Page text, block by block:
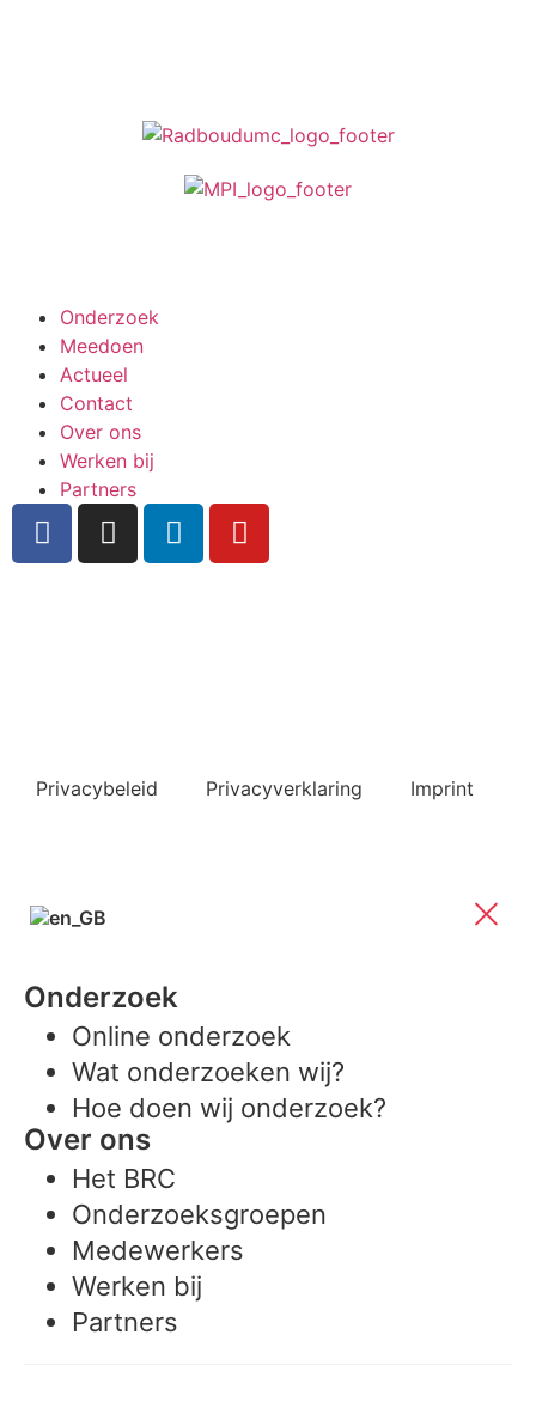
Onderzoek
Meedoen
Actueel
Contact
Over ons
Werken bij
Partners
Privacybeleid Privacyverklaring Imprint
Onderzoek
Online onderzoek
Wat onderzoeken wij?
Hoe doen wij onderzoek?
Over ons
Het BRC
Onderzoeksgroepen
Medewerkers
Werken bij
Partners